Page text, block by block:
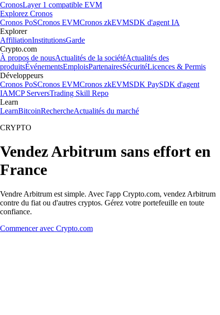
CronosLayer 1 compatible EVM
Explorez Cronos
Cronos PoSCronos EVMCronos zkEVMSDK d'agent IA
Explorer
AffiliationInstitutionsGarde
Crypto.com
À propos de nousActualités de la sociétéActualités des
produitsÉvénementsEmploisPartenairesSécuritéLicences & Permis
Développeurs
Cronos PoSCronos EVMCronos zkEVMSDK PaySDK d'agent
IAMCP ServersTrading Skill Repo
Learn
LearnBitcoinRechercheActualités du marché
CRYPTO
Vendez Arbitrum sans effort en
France
Vendre Arbitrum est simple. Avec l'app Crypto.com, vendez Arbitrum
contre du fiat ou d'autres cryptos. Gérez votre portefeuille en toute
confiance.
Commencer avec Crypto.com